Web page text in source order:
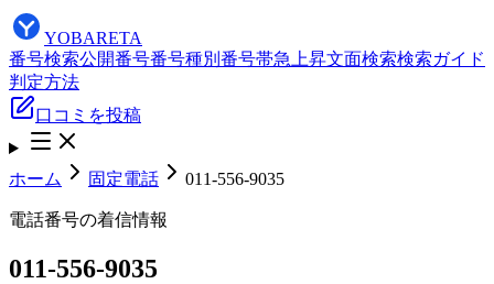
YOBARETA
番号検索公開番号番号種別 番号帯急上昇文面検索検索ガイド
判定方法
口コミを投稿
ホーム 固定電話 011-556-9035
電話番号の着信情報
011-556-9035